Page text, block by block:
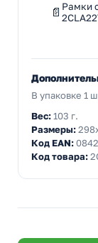
Рамки
В упаковке 1
Вес:103 г.
Размеры:
Код EAN:
Код товара: